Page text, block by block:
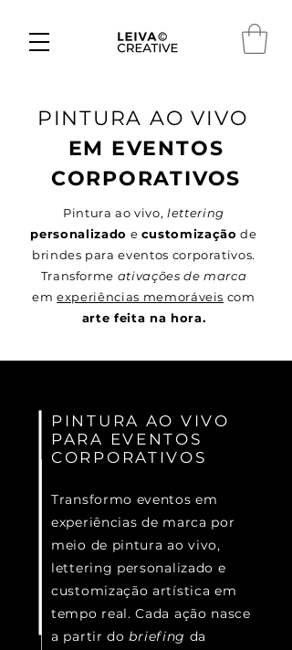
PINTURA AO VIVO
EM EVENTOS
CORPORATIVOS
Pintura ao vivo,lettering
personalizado e customização de
brindes para eventos corporativos.
Transforme ativações de marca
emexperiências memoráveis com
arte feita na hora.
PINTURA AO VIVO
PARA EVENTOS
CORPORATIVOS
Transformo eventos em
experiências de marca por
meio de pintura ao vivo,
lettering personalizado e
customização artística em
tempo real. Cada ação nasce
a partir dobriefing da